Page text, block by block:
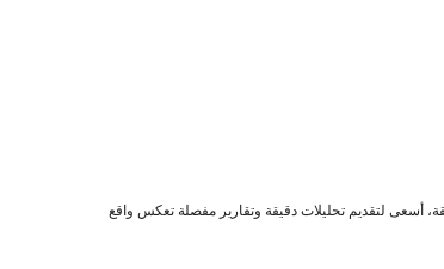
أسعى لتقديم تحليلات دقيقة وتقارير مفصلة تعكس واقع